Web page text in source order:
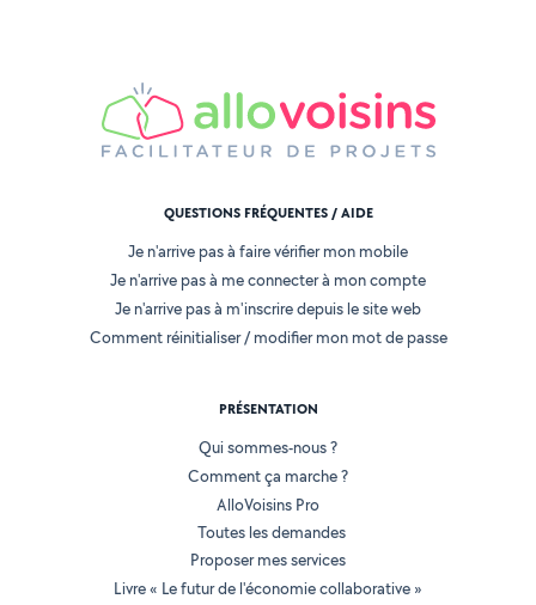
QUESTIONS FRÉQUENTES / AIDE
Je n'arrive pas à faire vérifier mon mobile
Je n'arrive pas à me connecter à mon compte
Je n'arrive pas à m'inscrire depuis le site web
Comment réinitialiser / modifier mon mot de passe
PRÉSENTATION
Qui sommes-nous ?
Comment ça marche ?
AlloVoisins Pro
Toutes les demandes
Proposer mes services
Livre « Le futur de l'économie collaborative »